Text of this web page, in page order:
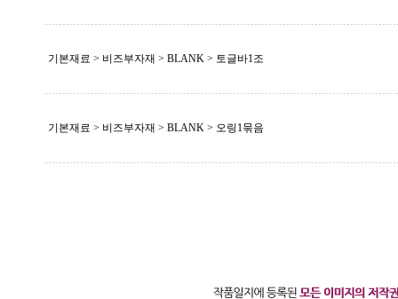
기본재료 > 비즈부자재 > BLANK > 토글바1조
기본재료 > 비즈부자재 > BLANK > 오링1묶음